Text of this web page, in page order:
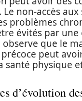
non-accès
problèmes
évités par
observe que le
peut
santé physique
d’évolution